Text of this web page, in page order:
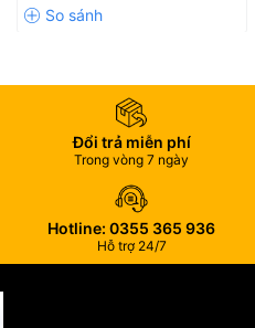
lượng:
– thương hiệu uy tín về thiết bị
sách nhà sản xuất
lượng hoặc làm đại lý
kỹ thuật lắp đặt
Đổi trả miễn phí
Trong vòng 7 ngày
Hotline: 0355 365 936
Hỗ trợ 24/7